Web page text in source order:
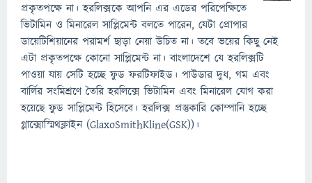
প্রকৃতপক্ষে না। হরলিক্সকে আপনি এর এডের পরিপেক্ষিতে
ভিটামিন ও মিনারেল সাপ্লিমেন্ট বলতে পারেন, যেটা প্রোপার
ডায়েটিশিয়ানের পরামর্শ ছাড়া নেয়া উচিত না। তবে ভয়ের কিছু নেই
এটা প্রকৃতপক্ষে কোনো সাপ্লিমেন্ট না। বাংলাদেশে যে হরলিক্সটি
পাওয়া যায় সেটি হচ্ছে ফুড ফরটিফাইড। পাউডার দুধ, গম এবং
বার্লির সংমিশ্রণে তৈরি হরলিক্সে ভিটামিন এবং মিনারেল যোগ করা
হয়েছে ফুড সাপ্লিমেন্ট হিসেবে। হরলিক্স প্রস্তুকারি কোম্পানি হচ্ছে
গ্লাক্সোস্মিথক্লাইন (GlaxoSmithKline(GSK))।